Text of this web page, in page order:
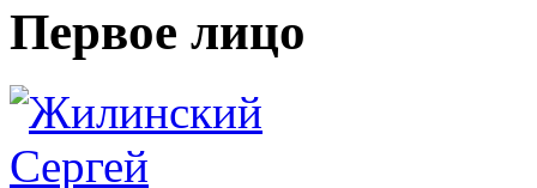
Первое лицо